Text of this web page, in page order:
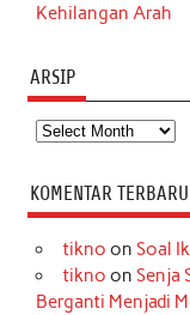
Kehilangan Arah
ARSIP
Arsip
KOMENTAR TERBARU
tikno on Soal
tikno on Senja
Berganti Menjadi